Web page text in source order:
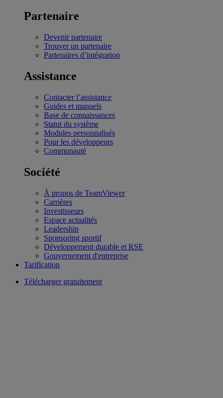
Partenaire
Devenir partenaire
Trouver un partenaire
Partenaires d’intégration
Assistance
Contacter l’assistance
Guides et manuels
Base de connaissances
Statut du système
Modules personnalisés
Pour les développeurs
Communauté
Société
À propos de TeamViewer
Carrières
Investisseurs
Espace actualités
Leadership
Sponsoring sportif
Développement durable et RSE
Gouvernement d'entreprise
Tarification
Télécharger gratuitement